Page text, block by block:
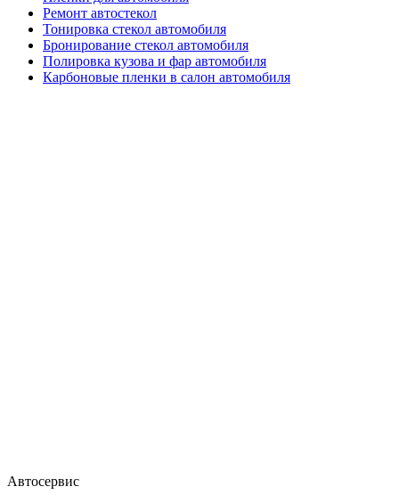
Ремонт автостекол
Тонировка стекол автомобиля
Бронирование стекол автомобиля
Полировка кузова и фар автомобиля
Карбоновые пленки в салон автомобиля
Автосервис